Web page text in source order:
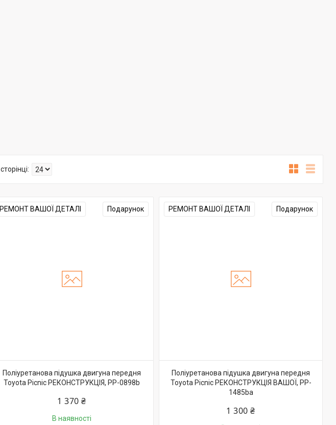
РЕМОНТ ВАШОЇ ДЕТАЛІ Подарунок
Поліуретанова підушка двигуна передня
Toyota Picnic РЕКОНСТРУКЦІЯ, PP-0898b
1 370 ₴
В наявності
РЕМОНТ ВАШОЇ ДЕТАЛІ Подарунок
Поліуретанова підушка двигуна передня
Toyota Picnic РЕКОНСТРУКЦІЯ ВАШОЇ, PP-
1485ba
1 300 ₴